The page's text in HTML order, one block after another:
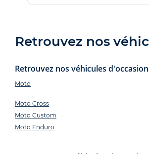
Retrouvez nos
Retrouvez nos véhicules
Moto
Moto Cross
Moto Custom
Moto Enduro